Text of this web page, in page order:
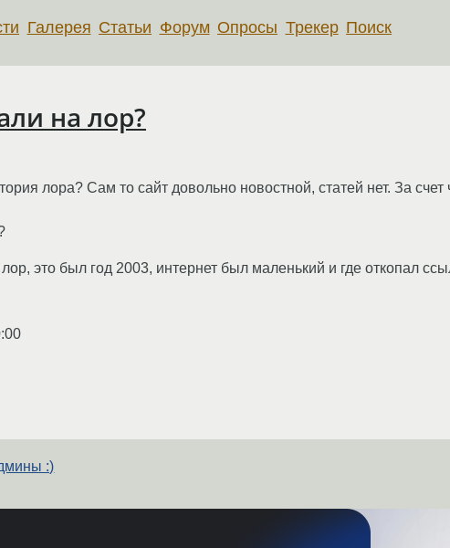
Галерея Статьи Форум Опросы Трекер Поиск
на лор?
лора? Сам то сайт довольно новостной, статей нет. За
это был год 2003, интернет был маленький и где откопал
:)